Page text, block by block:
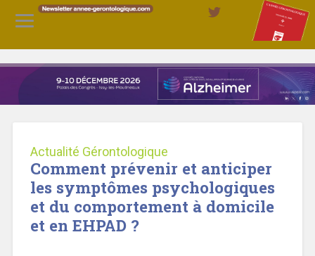
Actualité Gérontologique
Comment prévenir et anticiper
les symptômes psychologiques
et du comportement à domicile
et en EHPAD ?